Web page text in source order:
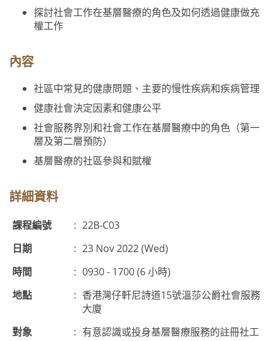
探討社會工作在基層醫療的角色及如何透過健康做充
權工作
內容
社區中常見的健康問題、主要的慢性疾病和疾病管理
健康社會決定因素和健康公平
社會服務界別和社會工作在基層醫療中的角色（第一
層及第二層預防）
基層醫療的社區參與和賦權
詳細資料
課程編號 : 22B-C03
日期
: 23 Nov 2022 (Wed)
時間
: 0930 - 1700 (6 小時)
地點
: 香港灣仔軒尼詩道15號溫莎公爵社會服務
大廈
對象
: 有意認識或投身基層醫療服務的註冊社工